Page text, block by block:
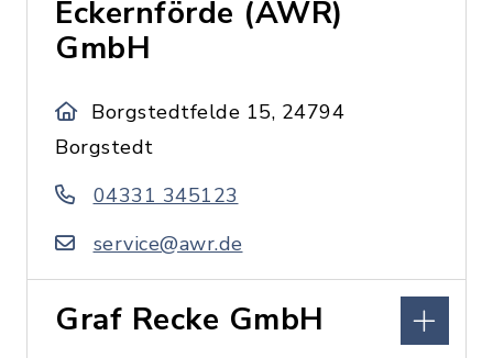
Eckernförde (AWR)
GmbH
Borgstedtfelde 15, 24794
Borgstedt
04331 345123
service@awr.de
Graf Recke GmbH